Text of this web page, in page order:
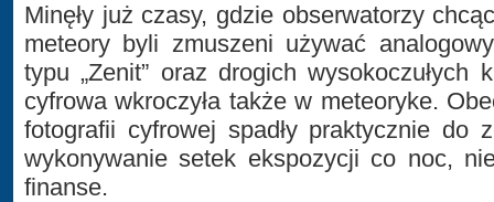
Minęły już czasy, gdzie obserwatorzy
meteory byli zmuszeni używać
typu „Zenit” oraz drogich wysokoczułych
cyfrowa wkroczyła także w meteoryke.
fotografii cyfrowej spadły praktycznie do
wykonywanie setek ekspozycji co noc,
finanse.